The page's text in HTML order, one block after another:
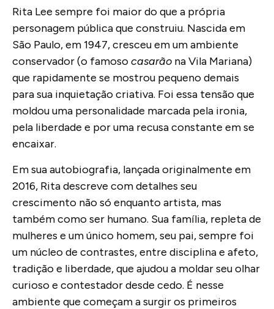
Rita Lee sempre foi maior do que a própria
personagem pública que construiu. Nascida em
São Paulo, em 1947, cresceu em um ambiente
conservador (o famoso casarão na Vila Mariana)
que rapidamente se mostrou pequeno demais
para sua inquietação criativa. Foi essa tensão que
moldou uma personalidade marcada pela ironia,
pela liberdade e por uma recusa constante em se
encaixar.
Em sua autobiografia, lançada originalmente em
2016, Rita descreve com detalhes seu
crescimento não só enquanto artista, mas
também como ser humano. Sua família, repleta de
mulheres e um único homem, seu pai, sempre foi
um núcleo de contrastes, entre disciplina e afeto,
tradição e liberdade, que ajudou a moldar seu olhar
curioso e contestador desde cedo. É nesse
ambiente que começam a surgir os primeiros